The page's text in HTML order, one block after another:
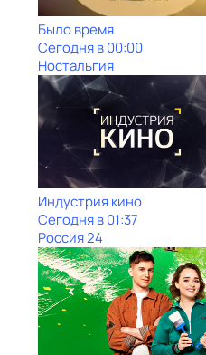
Было время
Сегодня в 00:00
Ностальгия
Индустрия кино
Сегодня в 01:37
Россия 24